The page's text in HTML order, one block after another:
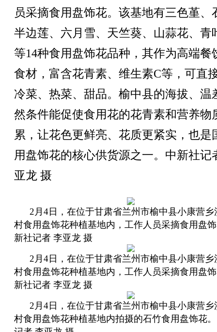
员采摘食用盘饰花。该基地有三色堇、
半边莲、六月雪、天竺葵、山蒜花、青
等14种食用盘饰花品种，其作为高端餐
食材，富含花青素、维生素C等，可直
冷菜、热菜、甜品。榆中县的海拔、温
然条件能促使食用花的花青素和营养物
累，让花色更鲜亮、花质更紧实，也是
用盘饰花的核心供货源之一。中新社记
亚龙 摄
2月4日，在位于甘肃省兰州市榆中县小康营乡
村食用盘饰花种植基地内，工作人员采摘食用盘
新社记者 李亚龙 摄
2月4日，在位于甘肃省兰州市榆中县小康营乡
村食用盘饰花种植基地内，工作人员采摘食用盘
新社记者 李亚龙 摄
2月4日，在位于甘肃省兰州市榆中县小康营乡
村食用盘饰花种植基地内拍摄的石竹食用盘饰花